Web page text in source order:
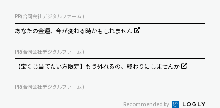
PR(合同会社デジタルファーム )
あなたの金運、今が変わる時かもしれません
PR(合同会社デジタルファーム )
【宝くじ当てたい方限定】もう外れるの、終わりにしませんか
PR(合同会社デジタルファーム )
Recommended by